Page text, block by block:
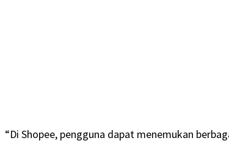
“Di Shopee, pengguna dapat menemukan